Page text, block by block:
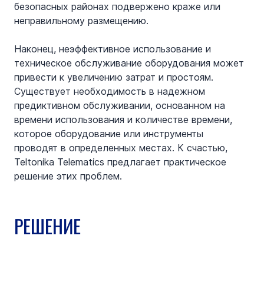
безопасных районах подвержено краже или
неправильному размещению.
Наконец, неэффективное использование и
техническое обслуживание оборудования может
привести к увеличению затрат и простоям.
Существует необходимость в надежном
предиктивном обслуживании, основанном на
времени использования и количестве времени,
которое оборудование или инструменты
проводят в определенных местах. К счастью,
Teltonika Telematics предлагает практическое
решение этих проблем.
РЕШЕНИЕ